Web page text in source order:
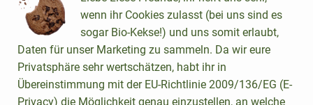
Auswahl ändern
Stück
Artikelanzahl
Gesamtpreis:7,99 €
wenn ihr Cookies zulasst (bei uns sind es
sogar Bio-Kekse!) und uns somit erlaubt,
Daten für unser Marketing zu sammeln. Da wir eure
Privatsphäre sehr wertschätzen, habt ihr in
Übereinstimmung mit der EU-Richtlinie 2009/136/EG (E-
Privacy) die Möglichkeit genau einzustellen, an welche